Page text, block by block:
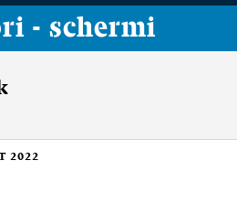
- schermi
2022